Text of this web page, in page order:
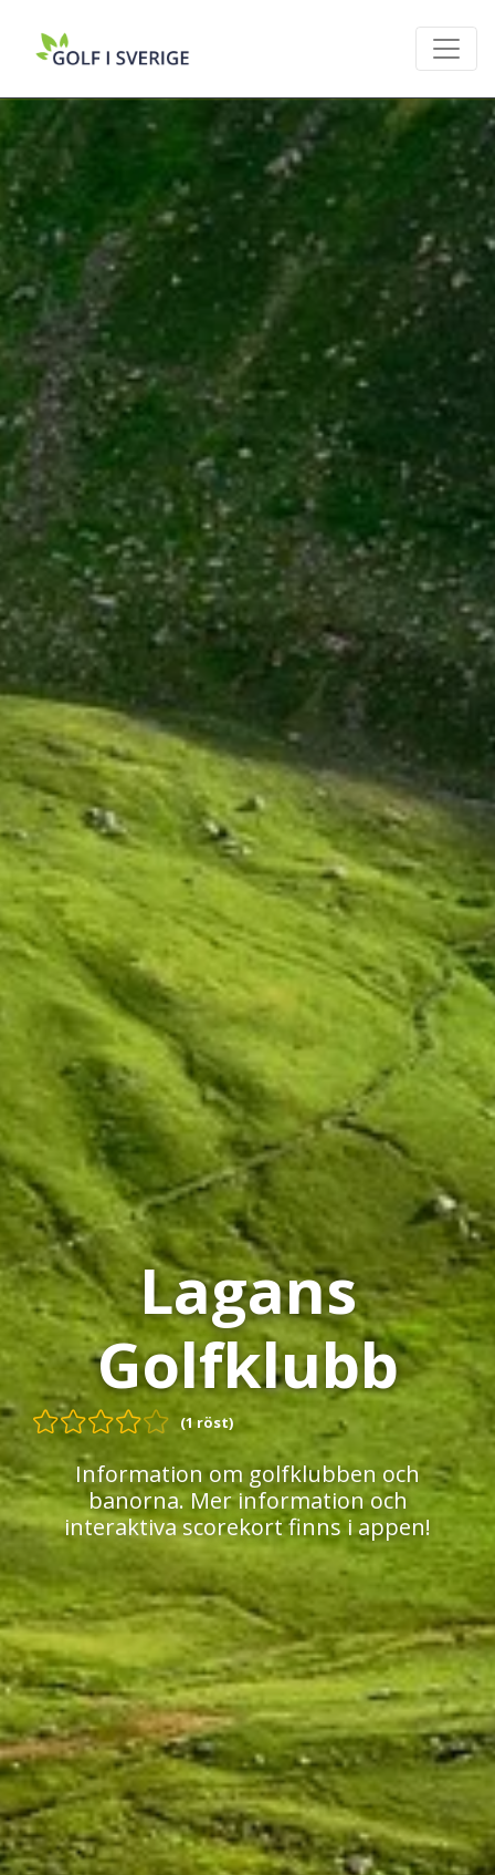
Lagans
Golfklubb
(1 röst)
Information om golfklubben och
banorna. Mer information och
interaktiva scorekort finns i appen!